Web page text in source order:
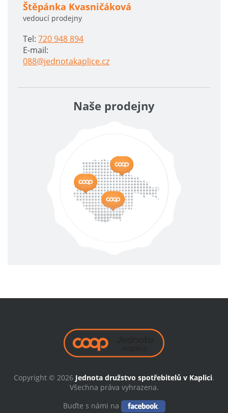
Štěpánka Kvasničáková
vedoucí prodejny
Tel: 720 948 894
E-mail:
088@jednotakaplice.cz
Naše prodejny
Copyright © 2026 Jednota družstvo spotřebitelů v Kaplici.
Všechna práva vyhrazena.
Buďte s námi na